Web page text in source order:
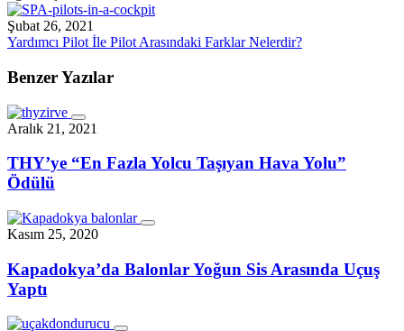
Şubat 26, 2021
Yardımcı Pilot İle Pilot Arasındaki Farklar Nelerdir?
Benzer Yazılar
Aralık 21, 2021
THY’ye “En Fazla Yolcu Taşıyan Hava Yolu”
Ödülü
Kasım 25, 2020
Kapadokya’da Balonlar Yoğun Sis Arasında Uçuş
Yaptı